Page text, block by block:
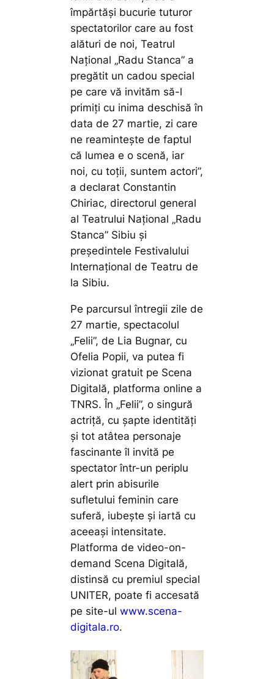
împărtăși bucurie tuturor
spectatorilor care au fost
alături de noi, Teatrul
Național „Radu Stanca” a
pregătit un cadou special
pe care vă invităm să-l
primiți cu inima deschisă în
data de 27 martie, zi care
ne reamintește de faptul
că lumea e o scenă, iar
noi, cu toții, suntem actori”,
a declarat Constantin
Chiriac, directorul general
al Teatrului Național „Radu
Stanca” Sibiu și
președintele Festivalului
Internațional de Teatru de
la Sibiu.
Pe parcursul întregii zile de
27 martie, spectacolul
„Felii”, de Lia Bugnar, cu
Ofelia Popii, va putea fi
vizionat gratuit pe Scena
Digitală, platforma online a
TNRS. În „Felii”, o singură
actriță, cu șapte identități
și tot atâtea personaje
fascinante îl invită pe
spectator într-un periplu
alert prin abisurile
sufletului feminin care
suferă, iubește și iartă cu
aceeași intensitate.
Platforma devideo-on-
demand Scena Digitală,
distinsă cu premiul special
UNITER, poate fi accesată
pe site-ulwww.scena-
digitala.ro.